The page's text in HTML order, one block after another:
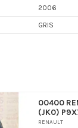
2006
GRIS
00400
(JK0)
RENAULT